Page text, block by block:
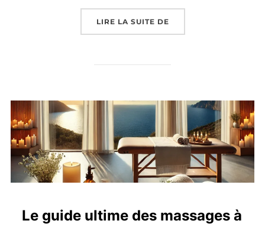
LIRE LA SUITE DE« CARNAVAL DE NICE
Le guide ultime des massages à